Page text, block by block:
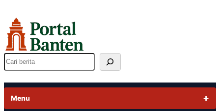
ke
konten
Cari
Menu